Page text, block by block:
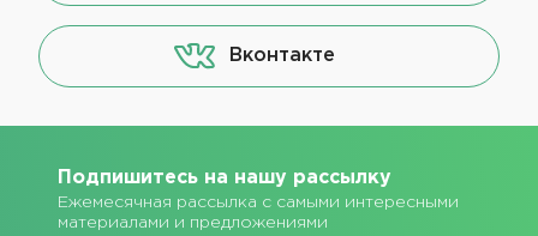
Вконтакте
Подпишитесь на нашу рассылку
Ежемесячная рассылка с самыми интересными
материалами и предложениями